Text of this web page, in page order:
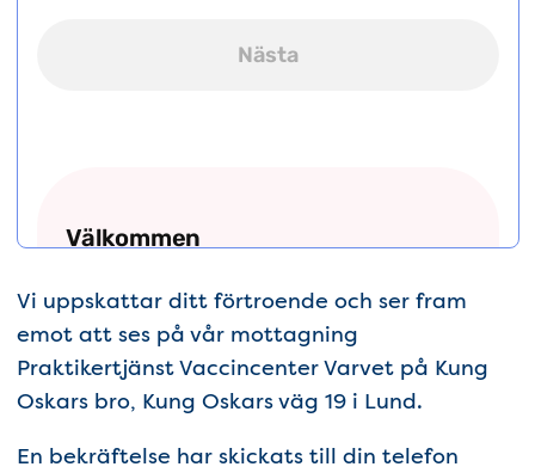
Vi uppskattar ditt förtroende och ser fram
emot att ses på vår mottagning
Praktikertjänst Vaccincenter Varvet på Kung
Oskars bro, Kung Oskars väg 19 i Lund.
En bekräftelse har skickats till din telefon